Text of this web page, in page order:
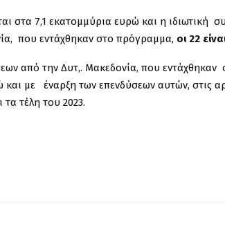
στα 7,1 εκατομμύρια ευρώ και η ιδιωτική
που εντάχθηκαν στο πρόγραμμα, οι 22
από την Δυτ,. Μακεδονία, που εντάχθηκαν
και με έναρξη των επενδύσεων αυτών, στις
τέλη του 2023.